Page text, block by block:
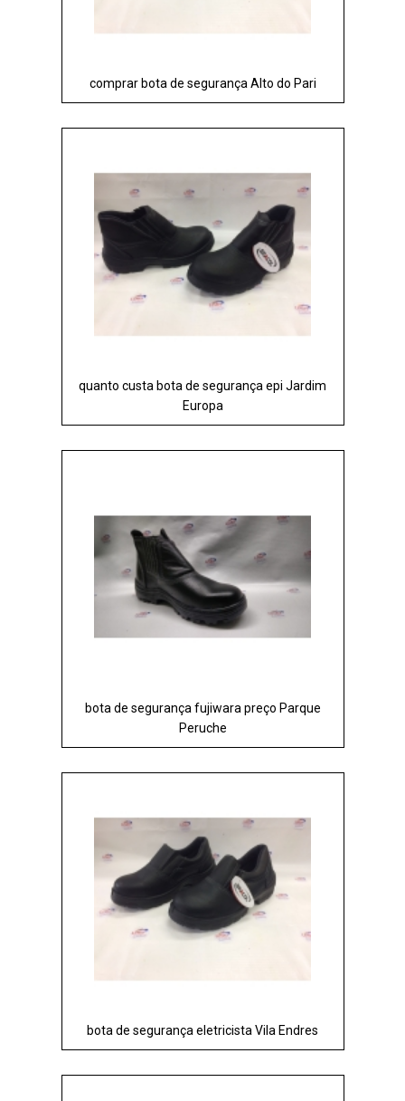
comprar bota de segurança Alto do Pari
quanto custa bota de segurança epi Jardim
Europa
bota de segurança fujiwara preço Parque
Peruche
bota de segurança eletricista Vila Endres